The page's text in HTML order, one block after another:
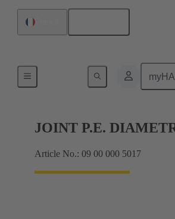
Presse-étoupes
JOINT P.E.
Article No.: 09 00 000 5017